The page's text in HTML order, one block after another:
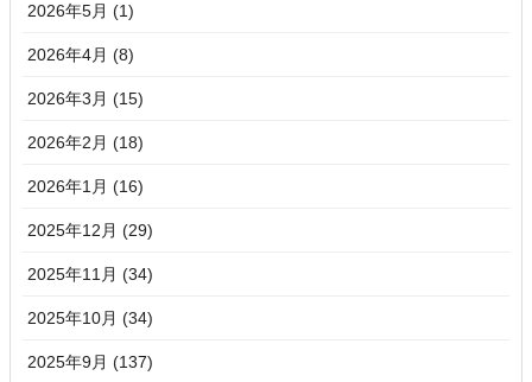
2026年5月 (1)
2026年4月 (8)
2026年3月 (15)
2026年2月 (18)
2026年1月 (16)
2025年12月 (29)
2025年11月 (34)
2025年10月 (34)
2025年9月 (137)